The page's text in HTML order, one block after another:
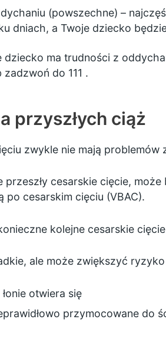
(powszechne) –
dniach, a Twoje dziecko
dziecko ma trudności z
zadzwoń do 111 .
przyszłych ciąż
zwykle nie mają problemów
cesarskie cięcie,
cesarskim cięciu (VBAC).
kolejne cesarskie
ale może zwiększyć
otwiera się
przymocowane do